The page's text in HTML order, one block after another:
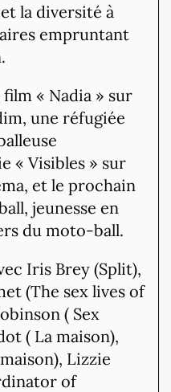
la diversité à
empruntant
« Nadia » sur
une réfugiée
« Visibles » sur
et le prochain
jeunesse en
du moto-ball.
Iris Brey (Split),
(The sex lives of
( Sex
( La maison),
Lizzie
of